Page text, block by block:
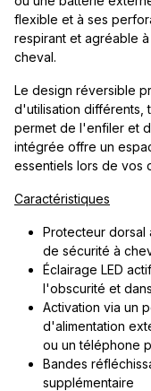
flexible et à ses
respirant et agréable
cheval.
Le design réversible
d'utilisation différents,
permet de l'enfiler et
intégrée offre un
essentiels lors de vos
Caractéristiques
Protecteur dorsal
de sécurité à
Éclairage LED
l'obscurité et
Activation via un
d'alimentation
ou un téléphone
Bandes
supplémentaire